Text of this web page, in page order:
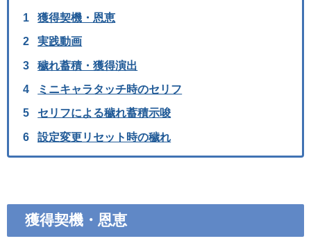
獲得契機・恩恵
実践動画
穢れ蓄積・獲得演出
ミニキャラタッチ時のセリフ
セリフによる穢れ蓄積示唆
設定変更リセット時の穢れ
獲得契機・恩恵